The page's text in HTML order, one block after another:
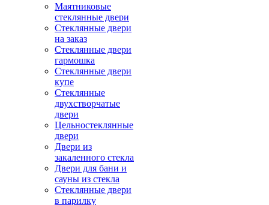
Маятниковые
стеклянные двери
Стеклянные двери
на заказ
Стеклянные двери
гармошка
Стеклянные двери
купе
Стеклянные
двухстворчатые
двери
Цельностеклянные
двери
Двери из
закаленного стекла
Двери для бани и
сауны из стекла
Стеклянные двери
в парилку